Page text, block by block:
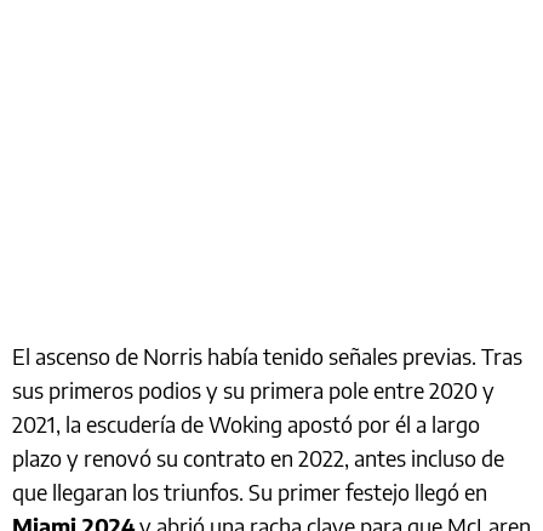
El ascenso de Norris había tenido señales previas. Tras
sus primeros podios y su primera pole entre 2020 y
2021, la escudería de Woking apostó por él a largo
plazo y renovó su contrato en 2022, antes incluso de
que llegaran los triunfos. Su primer festejo llegó en